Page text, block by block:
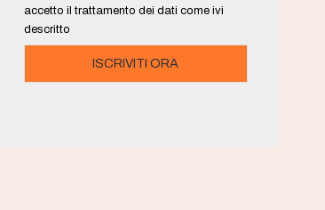
accetto il trattamento dei dati come ivi
descritto
ISCRIVITI ORA